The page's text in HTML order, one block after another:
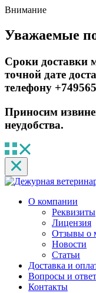
Внимание
Уважаемые
Сроки доставки
точной дате
телефону
Приносим
неудобства.
О компании
Реквизиты
Лицензия
Отзывы о
Новости
Статьи
Доставка и
Вопросы и
Контакты